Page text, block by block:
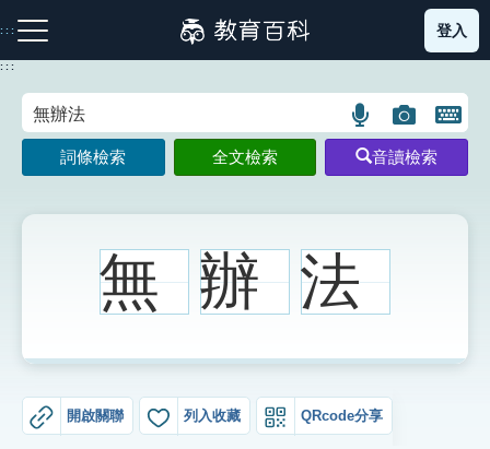
到
主
:::
注音索引圖示 筆畫索引圖示 部首索引表圖示
生字詞彙表
登入
:::
語
言
搜
示
圖
片
搜
開
鍵
圖
詞條檢索 全文檢索 音讀檢索
無 辦 法
開啟關聯 列入收藏 QRcode分享